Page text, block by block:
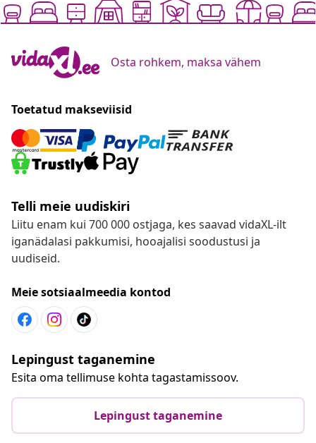
Osta rohkem, maksa vähem
Toetatud makseviisid
Telli meie uudiskiri
Liitu enam kui 700 000 ostjaga, kes saavad vidaXL-ilt
iganädalasi pakkumisi, hooajalisi soodustusi ja
uudiseid.
Meie sotsiaalmeedia kontod
Lepingust taganemine
Esita oma tellimuse kohta tagastamissoov.
Lepingust taganemine